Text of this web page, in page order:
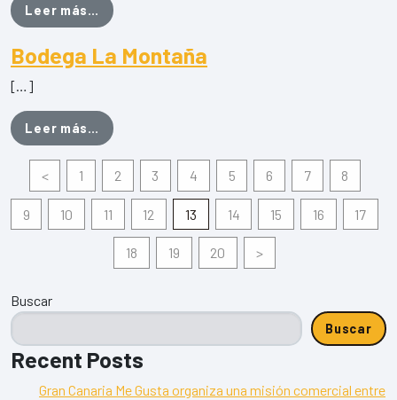
Leer más… from Vino Mogarén
Bodega La Montaña
[…]
Leer más… from Bodega La Montaña
< 1 2 3 4 5 6 7 8
9 10 11 12 13 14 15 16 17
18 19 20 >
Buscar
Buscar
Recent Posts
Gran Canaria Me Gusta organiza una misión comercial entre